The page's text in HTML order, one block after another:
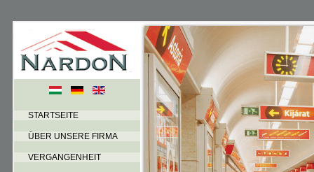
STARTSEITE
ÜBER UNSERE FIRMA
VERGANGENHEIT